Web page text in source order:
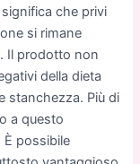
che privi
si rimane
Il prodotto non
della dieta
stanchezza. Più di
a questo
possibile